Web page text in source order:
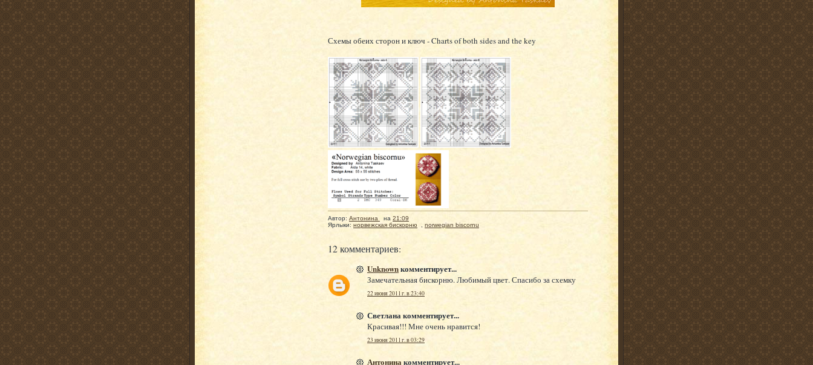
Схемы обеих сторон и ключ - Charts of both sides and the key
Автор: Антонина на 21:09
Ярлыки: норвежская бискорню , norwegian biscornu
12 комментариев:
Unknownкомментирует...
Замечательная бискорню. Любимый цвет. Спасибо за схемку
22 июня 2011 г. в 23:40
Светлана комментирует...
Красивая!!! Мне очень нравится!
23 июня 2011 г. в 03:29
Антонинакомментирует...